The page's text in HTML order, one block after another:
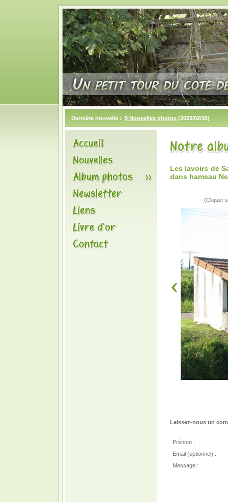
Dernière nouvelle : 9 Nouvelles photos (2023/02/16)
Les lavoirs de
dans hameau
(Cliquer
Laissez-nous un
Prénom :
Email (optionnel) :
Message :